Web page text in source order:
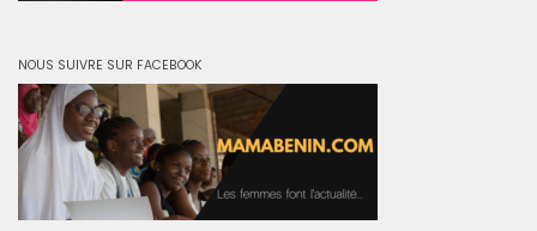
NOUS SUIVRE SUR FACEBOOK